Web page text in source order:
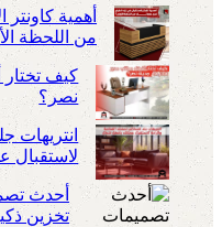
أهمية
من اللحظة
كيف
نصر؟
انتريهات
لاستقبال
أحدث
تخزين